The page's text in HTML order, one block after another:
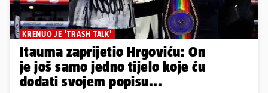
KRENUO JE 'TRASH TALK'
Itauma zaprijetio Hrgoviću: On
je još samo jedno tijelo koje ću
dodati svojem popisu...